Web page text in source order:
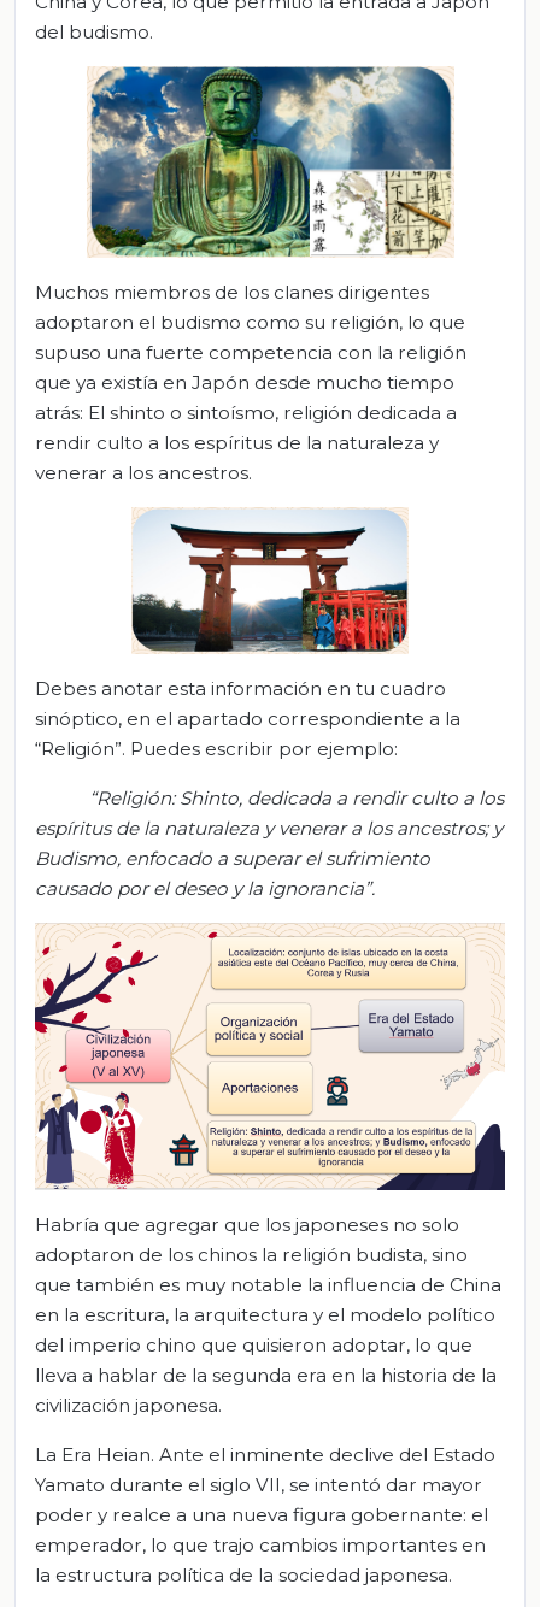
del budismo.
Muchos miembros de los clanes dirigentes
adoptaron el budismo como su religión, lo que
supuso una fuerte competencia con la religión
que ya existía en Japón desde mucho tiempo
atrás: El shinto o sintoísmo, religión dedicada a
rendir culto a los espíritus de la naturaleza y
venerar a los ancestros.
Debes anotar esta información en tu cuadro
sinóptico, en el apartado correspondiente a la
“Religión”. Puedes escribir por ejemplo:
“Religión: Shinto, dedicada a rendir culto a los
espíritus de la naturaleza y venerar a los ancestros; y
Budismo, enfocado a superar el sufrimiento
causado por el deseo y la ignorancia”.
Habría que agregar que los japoneses no solo
adoptaron de los chinos la religión budista, sino
que también es muy notable la influencia de China
en la escritura, la arquitectura y el modelo político
del imperio chino que quisieron adoptar, lo que
lleva a hablar de la segunda era en la historia de la
civilización japonesa.
La Era Heian. Ante el inminente declive del Estado
Yamato durante el siglo VII, se intentó dar mayor
poder y realce a una nueva figura gobernante: el
emperador, lo que trajo cambios importantes en
la estructura política de la sociedad japonesa.